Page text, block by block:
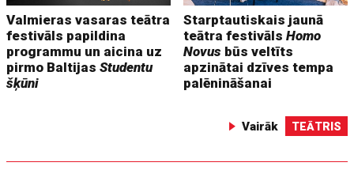
Valmieras vasaras teātra
festivāls papildina
programmu un aicina uz
pirmo BaltijasStudentu
šķūni
Starptautiskais jaunā
teātra festivālsHomo
Novus būs veltīts
apzinātai dzīves tempa
palēnināšanai
Vairāk TEĀTRIS